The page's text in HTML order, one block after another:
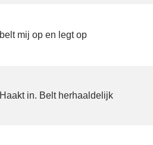
belt mij op en legt op
Haakt in. Belt herhaaldelijk